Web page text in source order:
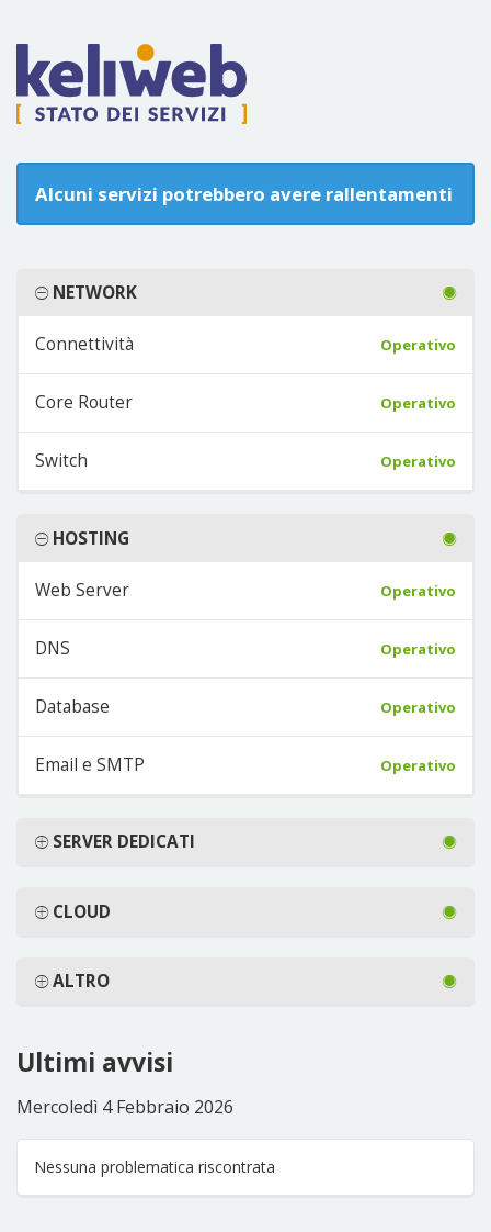
Alcuni servizi potrebbero avere rallentamenti
NETWORK
Connettività Operativo
Core Router Operativo
Switch Operativo
HOSTING
Web Server Operativo
DNS Operativo
Database Operativo
Email e SMTP Operativo
SERVER DEDICATI
CLOUD
ALTRO
Ultimi avvisi
Mercoledì 4 Febbraio 2026
Nessuna problematica riscontrata